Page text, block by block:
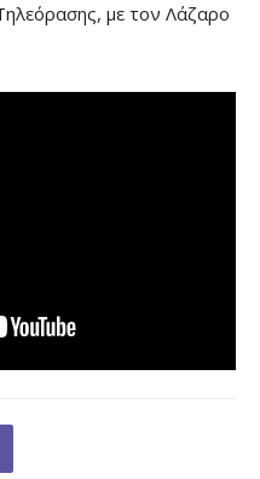
με τον Λάζαρο